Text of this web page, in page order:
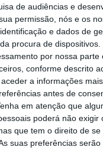
de audiências e
permissão, nós e os
e dados de
procura de
por nossa parte
conforme descrito
a informações
antes de
em atenção que
poderá não exigir
que tem o direito de
suas preferências
52,63 euros. A
este trabalhador
regime de técnico
em estatística ou
em Administração e